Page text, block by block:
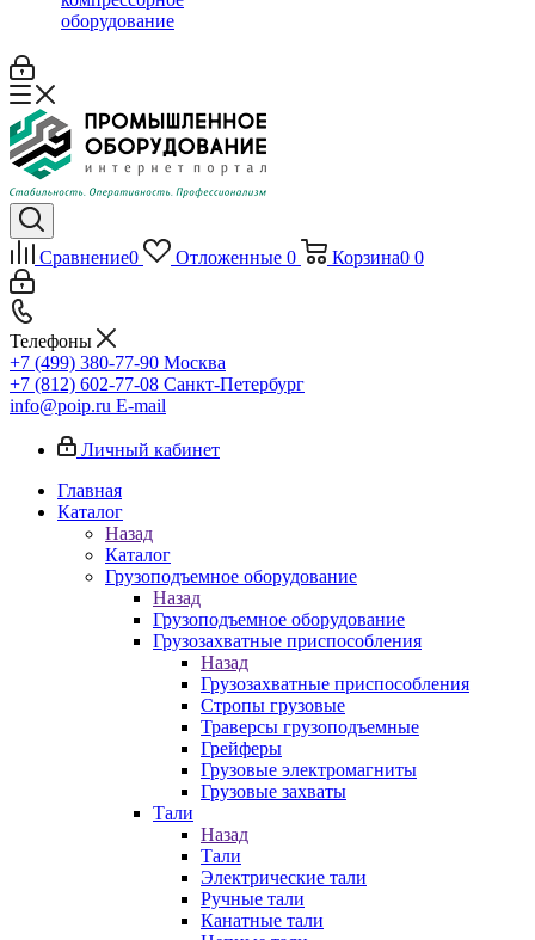
оборудование
Сравнение0 Отложенные 0 Корзина0 0
Телефоны
+7 (499) 380-77-90 Москва
+7 (812) 602-77-08 Санкт-Петербург
info@poip.ru E-mail
Личный кабинет
Главная
Каталог
Назад
Каталог
Грузоподъемное оборудование
Назад
Грузоподъемное оборудование
Грузозахватные приспособления
Назад
Грузозахватные приспособления
Стропы грузовые
Траверсы грузоподъемные
Грейферы
Грузовые электромагниты
Грузовые захваты
Тали
Назад
Тали
Электрические тали
Ручные тали
Канатные тали